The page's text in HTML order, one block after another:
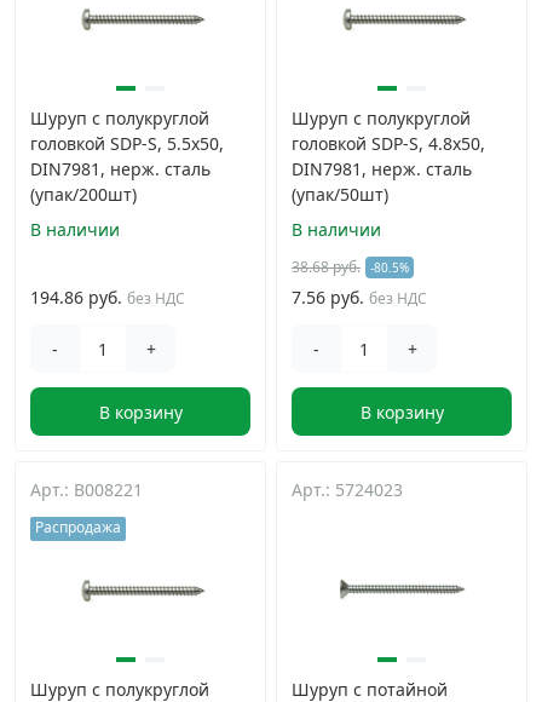
Шуруп с полукруглой
головкой SDP-S, 5.5х50,
DIN7981, нерж. сталь
(упак/200шт)
В наличии
194.86 руб. без НДС
- +
В корзину
Шуруп с полукруглой
головкой SDP-S, 4.8х50,
DIN7981, нерж. сталь
(упак/50шт)
В наличии
38.68 руб. -80.5%
7.56 руб. без НДС
- +
В корзину
Арт.: B008221
Распродажа
Шуруп с полукруглой
Арт.: 5724023
Шуруп с потайной